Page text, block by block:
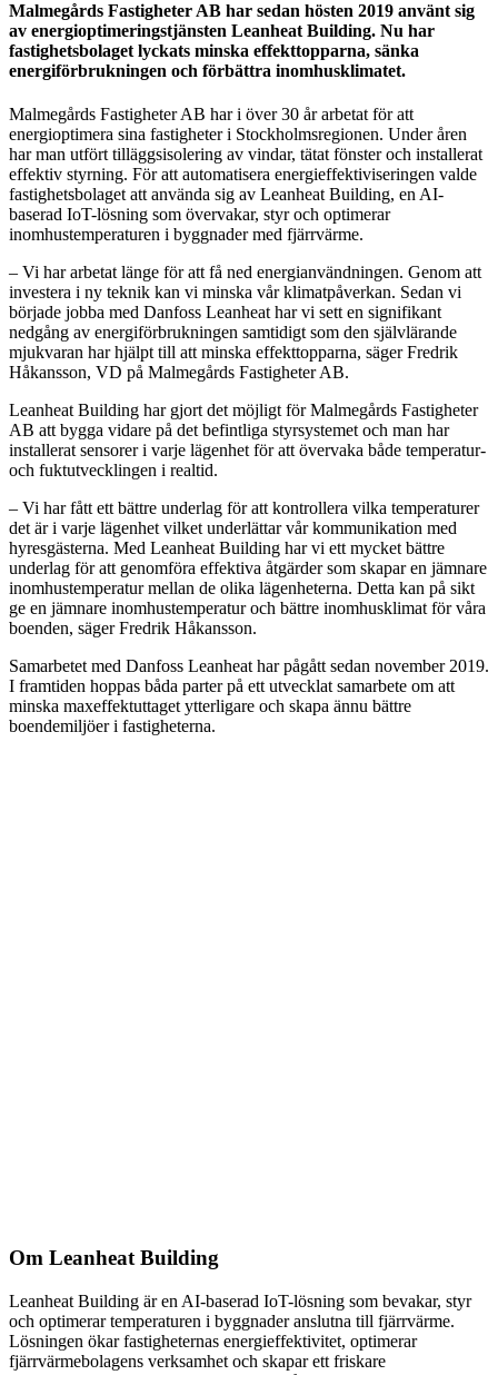
Malmegårds Fastigheter AB har sedan hösten 2019 använt sig
av energioptimeringstjänsten Leanheat Building. Nu har
fastighetsbolaget lyckats minska effekttopparna, sänka
energiförbrukningen och förbättra inomhusklimatet.
Malmegårds Fastigheter AB har i över 30 år arbetat för att
energioptimera sina fastigheter i Stockholmsregionen. Under åren
har man utfört tilläggsisolering av vindar, tätat fönster och installerat
effektiv styrning. För att automatisera energieffektiviseringen valde
fastighetsbolaget att använda sig av Leanheat Building, en AI-
baserad IoT-lösning som övervakar, styr och optimerar
inomhustemperaturen i byggnader med fjärrvärme.
– Vi har arbetat länge för att få ned energianvändningen. Genom att
investera i ny teknik kan vi minska vår klimatpåverkan. Sedan vi
började jobba med Danfoss Leanheat har vi sett en signifikant
nedgång av energiförbrukningen samtidigt som den självlärande
mjukvaran har hjälpt till att minska effekttopparna, säger Fredrik
Håkansson, VD på Malmegårds Fastigheter AB.
Leanheat Building har gjort det möjligt för Malmegårds Fastigheter
AB att bygga vidare på det befintliga styrsystemet och man har
installerat sensorer i varje lägenhet för att övervaka både temperatur-
och fuktutvecklingen i realtid.
– Vi har fått ett bättre underlag för att kontrollera vilka temperaturer
det är i varje lägenhet vilket underlättar vår kommunikation med
hyresgästerna. Med Leanheat Building har vi ett mycket bättre
underlag för att genomföra effektiva åtgärder som skapar en jämnare
inomhustemperatur mellan de olika lägenheterna. Detta kan på sikt
ge en jämnare inomhustemperatur och bättre inomhusklimat för våra
boenden, säger Fredrik Håkansson.
Samarbetet med Danfoss Leanheat har pågått sedan november 2019.
I framtiden hoppas båda parter på ett utvecklat samarbete om att
minska maxeffektuttaget ytterligare och skapa ännu bättre
boendemiljöer i fastigheterna.
Om Leanheat Building
Leanheat Building är en AI-baserad IoT-lösning som bevakar, styr
och optimerar temperaturen i byggnader anslutna till fjärrvärme.
Lösningen ökar fastigheternas energieffektivitet, optimerar
fjärrvärmebolagens verksamhet och skapar ett friskare